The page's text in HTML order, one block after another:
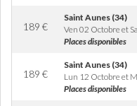
189 €
Saint Aunes (34)
Ven 02 Octobre et
Places disponibles
189 €
Saint Aunes (34)
Lun 12 Octobre et
Places disponibles